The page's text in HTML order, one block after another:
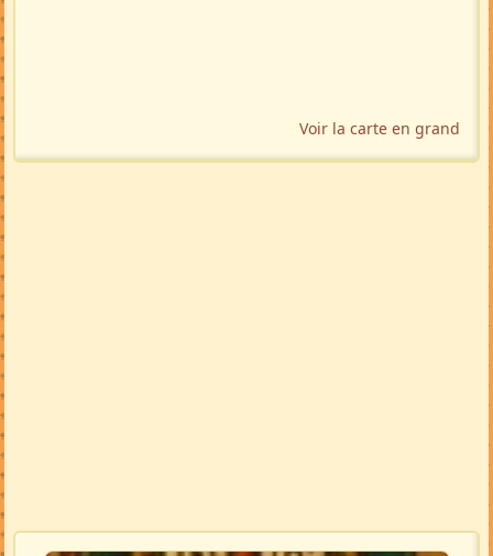
Voir la carte en grand